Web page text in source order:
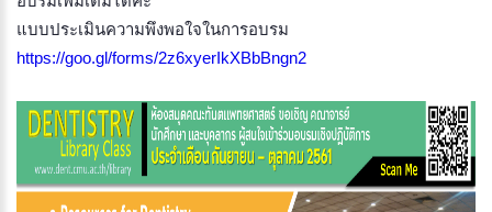
แบบประเมินความพึงพอใจในการอบรม
https://goo.gl/forms/2z6xyerIkXBbBngn2